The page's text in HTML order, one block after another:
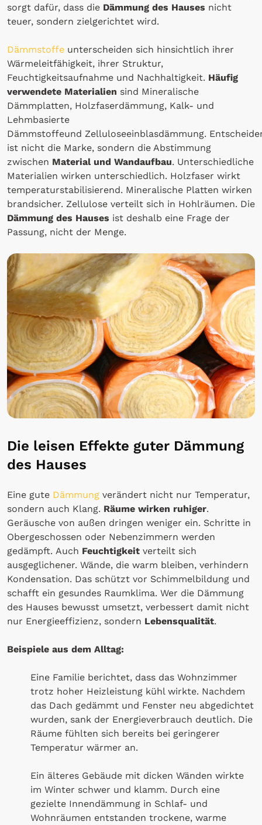
sorgt dafür, dass die Dämmung des Hauses nicht
teuer, sondern zielgerichtet wird.
Dämmstoffe unterscheiden sich hinsichtlich ihrer
Wärmeleitfähigkeit, ihrer Struktur,
Feuchtigkeitsaufnahme und Nachhaltigkeit. Häufig
verwendete Materialien sind Mineralische
Dämmplatten, Holzfaserdämmung, Kalk- und
Lehmbasierte
Dämmstoffeund Zelluloseeinblasdämmung.
ist nicht die Marke, sondern die Abstimmung
zwischen Material und Wandaufbau. Unterschiedliche
Materialien wirken unterschiedlich. Holzfaser wirkt
temperaturstabilisierend. Mineralische Platten wirken
brandsicher. Zellulose verteilt sich in Hohlräumen. Die
Dämmung des Hauses ist deshalb eine Frage der
Passung, nicht der Menge.
Die leisen Effekte guter Dämmung
des Hauses
Eine gute Dämmung verändert nicht nur Temperatur,
sondern auch Klang. Räume wirken ruhiger.
Geräusche von außen dringen weniger ein. Schritte in
Obergeschossen oder Nebenzimmern werden
gedämpft. Auch Feuchtigkeit verteilt sich
ausgeglichener. Wände, die warm bleiben, verhindern
Kondensation. Das schützt vor Schimmelbildung und
schafft ein gesundes Raumklima. Wer die Dämmung
des Hauses bewusst umsetzt, verbessert damit nicht
nur Energieeffizienz, sondern Lebensqualität.
Beispiele aus dem Alltag:
Eine Familie berichtet, dass das Wohnzimmer
trotz hoher Heizleistung kühl wirkte. Nachdem
das Dach gedämmt und Fenster neu abgedichtet
wurden, sank der Energieverbrauch deutlich. Die
Räume fühlten sich bereits bei geringerer
Temperatur wärmer an.
Ein älteres Gebäude mit dicken Wänden wirkte
im Winter schwer und klamm. Durch eine
gezielte Innendämmung in Schlaf- und
Wohnräumen entstanden trockene, warme